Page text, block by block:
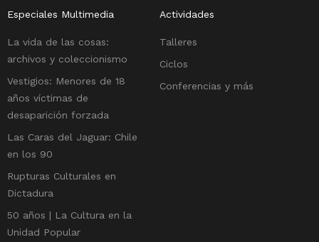
Especiales Multimedia
La vida de las cosas:
archivos y coleccionismo
Vestigios: Menores de 18
años víctimas de
desaparición forzada
Las Caras del Jaguar: Chile
en los 90
Rupturas Culturales en
Dictadura
50 años | La Cultura en la
Unidad Popular
Actividades
Talleres
Ciclos
Conferencias y más